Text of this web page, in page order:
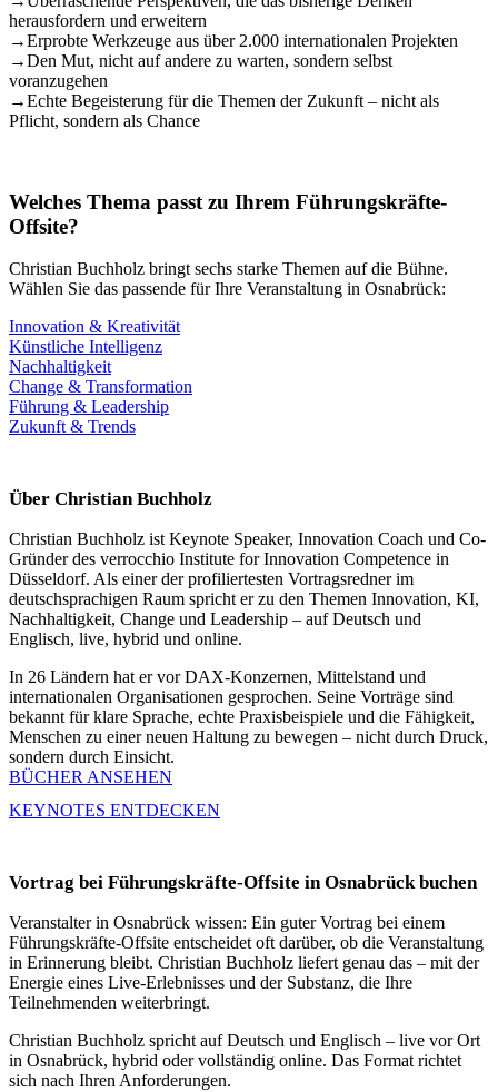
herausfordern und erweitern
→Erprobte Werkzeuge aus über 2.000 internationalen Projekten
→Den Mut, nicht auf andere zu warten, sondern selbst
voranzugehen
→Echte Begeisterung für die Themen der Zukunft – nicht als
Pflicht, sondern als Chance
Welches Thema passt zu Ihrem Führungskräfte-
Offsite?
Christian Buchholz bringt sechs starke Themen auf die Bühne.
Wählen Sie das passende für Ihre Veranstaltung in Osnabrück:
Innovation & Kreativität
Künstliche Intelligenz
Nachhaltigkeit
Change & Transformation
Führung & Leadership
Zukunft & Trends
Über Christian Buchholz
Christian Buchholz ist Keynote Speaker, Innovation Coach und Co-
Gründer des verrocchio Institute for Innovation Competence in
Düsseldorf. Als einer der profiliertesten Vortragsredner im
deutschsprachigen Raum spricht er zu den Themen Innovation, KI,
Nachhaltigkeit, Change und Leadership – auf Deutsch und
Englisch, live, hybrid und online.
In 26 Ländern hat er vor DAX-Konzernen, Mittelstand und
internationalen Organisationen gesprochen. Seine Vorträge sind
bekannt für klare Sprache, echte Praxisbeispiele und die Fähigkeit,
Menschen zu einer neuen Haltung zu bewegen – nicht durch Druck,
sondern durch Einsicht.
BÜCHER ANSEHEN
KEYNOTES ENTDECKEN
Vortrag bei Führungskräfte-Offsite in Osnabrück buchen
Veranstalter in Osnabrück wissen: Ein guter Vortrag bei einem
Führungskräfte-Offsite entscheidet oft darüber, ob die Veranstaltung
in Erinnerung bleibt. Christian Buchholz liefert genau das – mit der
Energie eines Live-Erlebnisses und der Substanz, die Ihre
Teilnehmenden weiterbringt.
Christian Buchholz spricht auf Deutsch und Englisch – live vor Ort
in Osnabrück, hybrid oder vollständig online. Das Format richtet
sich nach Ihren Anforderungen.